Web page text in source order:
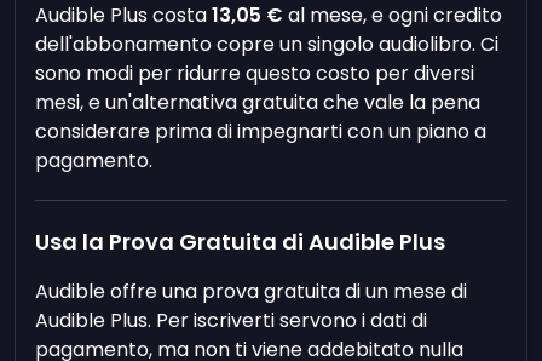
Audible Plus costa13,05 € al mese, e ogni credito
dell'abbonamento copre un singolo audiolibro. Ci
sono modi per ridurre questo costo per diversi
mesi, e un'alternativa gratuita che vale la pena
considerare prima di impegnarti con un piano a
pagamento.
Usa la Prova Gratuita di Audible Plus
Audible offre una prova gratuita di un mese di
Audible Plus. Per iscriverti servono i dati di
pagamento, ma non ti viene addebitato nulla